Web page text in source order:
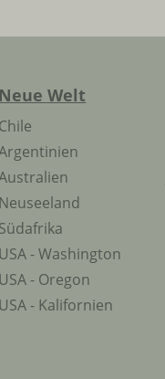
Welt
- Washington
- Oregon
- Kalifornien